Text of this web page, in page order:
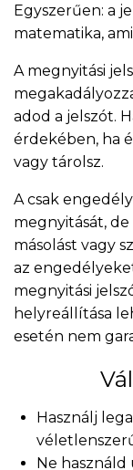
Egyszerűen: a
matematika,
A megnyitási
adod a jelszót.
érdekében, ha
vagy tárolsz.
A csak
megnyitását,
másolást vagy
az
megnyitási
helyreállítása
esetén nem
Használj
Ne használd